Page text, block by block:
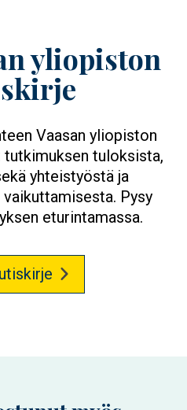
yliopiston
Vaasan yliopiston
tuloksista,
yhteistyöstä ja
Pysy
eturintamassa.